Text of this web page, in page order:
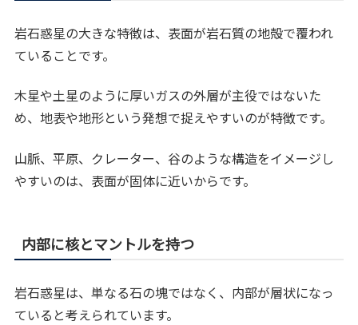
岩石惑星の大きな特徴は、表面が岩石質の地殻で覆われ
ていることです。
木星や土星のように厚いガスの外層が主役ではないた
め、地表や地形という発想で捉えやすいのが特徴です。
山脈、平原、クレーター、谷のような構造をイメージし
やすいのは、表面が固体に近いからです。
内部に核とマントルを持つ
岩石惑星は、単なる石の塊ではなく、内部が層状になっ
ていると考えられています。